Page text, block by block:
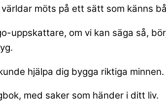
möts på ett sätt som känns
uppskattare, om vi kan säga så,
hjälpa dig bygga riktiga minnen.
med saker som händer i ditt liv.